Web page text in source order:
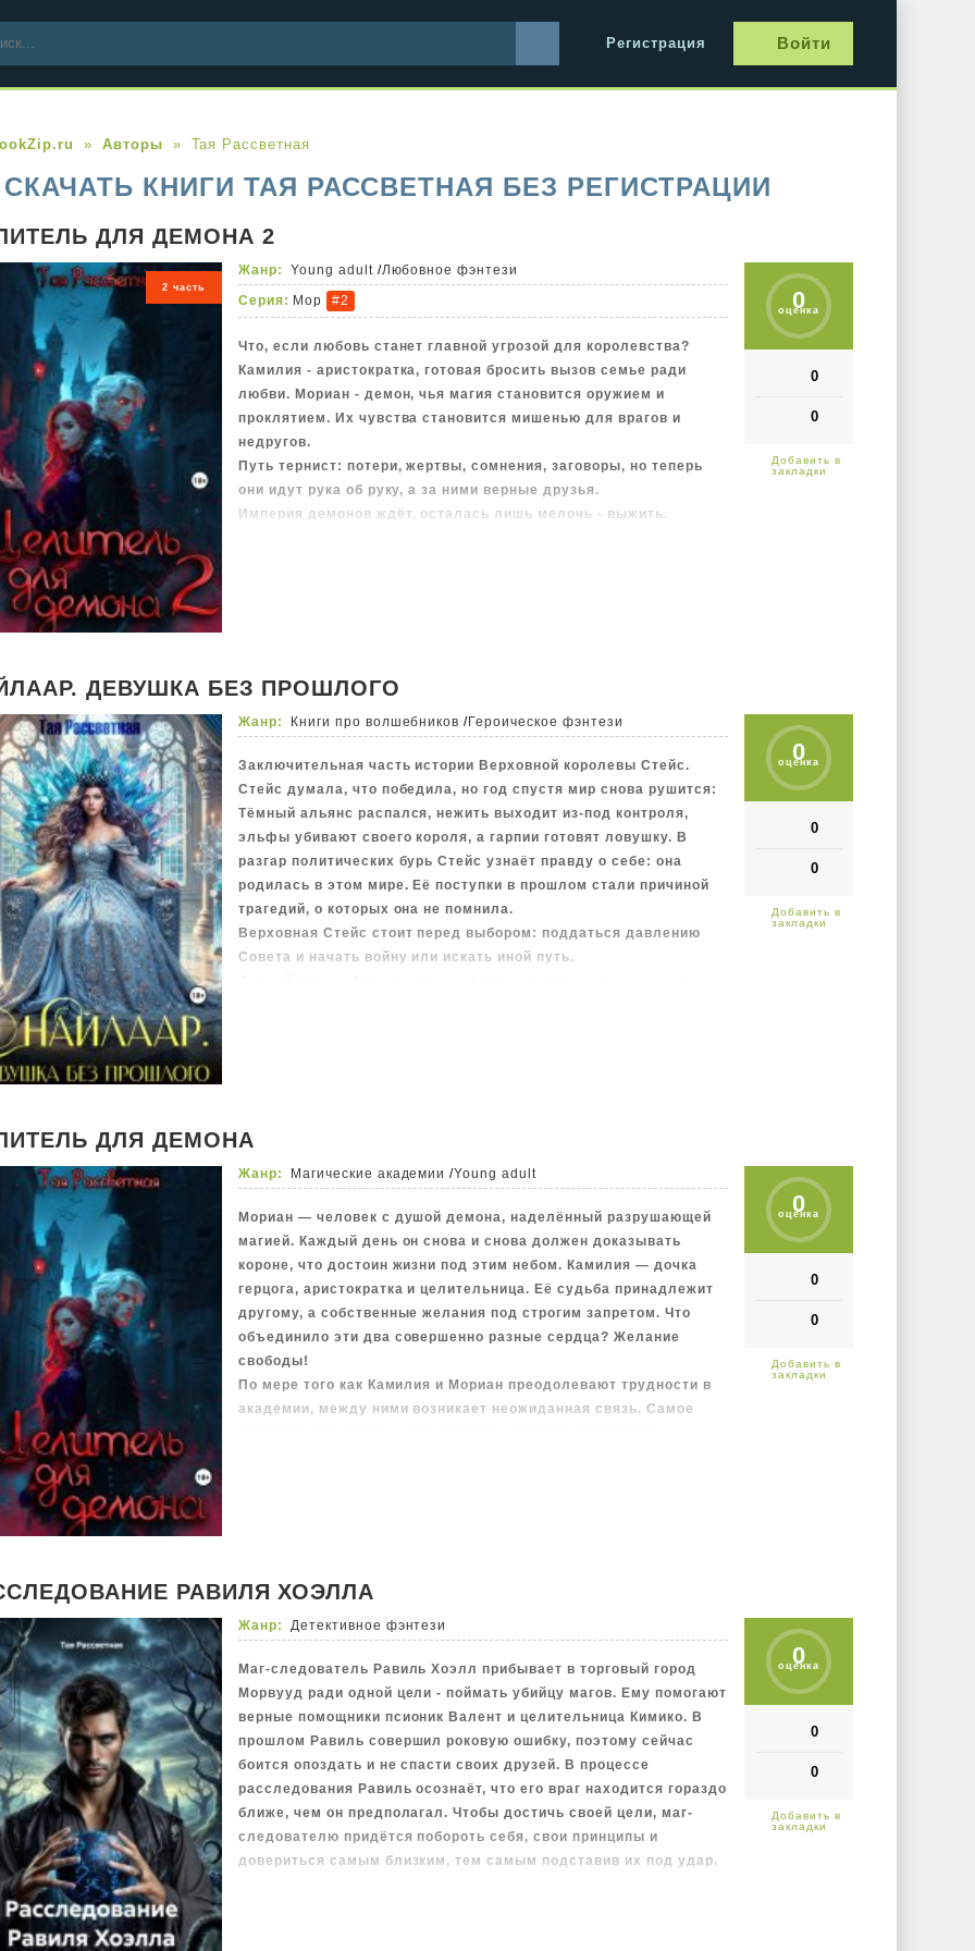
Регистрация Войти
Авторы Тая Рассветная
СКАЧАТЬ КНИГИ ТАЯ РАССВЕТНАЯ БЕЗ РЕГИСТРАЦИИ
ДЛЯ ДЕМОНА 2
2 часть 0
оценка
0
0
Жанр: Young adult/Любовное фэнтези
Серия: Мор #2
Что, если любовь станет главной угрозой для королевства?
Камилия - аристократка, готовая бросить вызов семье ради
любви. Мориан - демон, чья магия становится оружием и
проклятием. Их чувства становится мишенью для врагов и
недругов.
Путь тернист: потери, жертвы, сомнения, заговоры, но теперь
они идут рука об руку, а за ними верные друзья.
Империя демонов ждёт, осталась лишь мелочь - выжить.
ДЕВУШКА БЕЗ ПРОШЛОГО
0
оценка
0
0
Жанр: Книги про волшебников /Героическое фэнтези
Заключительная часть истории Верховной королевы Стейс.
Стейс думала, что победила, но год спустя мир снова рушится:
Тёмный альянс распался, нежить выходит из‑под контроля,
эльфы убивают своего короля, а гарпии готовят ловушку. В
разгар политических бурь Стейс узнаёт правду о себе: она
родилась в этом мире. Её поступки в прошлом стали причиной
трагедий, о которых она не помнила.
Верховная Стейс стоит перед выбором: поддаться давлению
Совета и начать войну или искать иной путь.
ДЛЯ ДЕМОНА
0
оценка
0
0
Жанр: Магические академии /Young adult
Мориан — человек с душой демона, наделённый разрушающей
магией. Каждый день он снова и снова должен доказывать
короне, что достоин жизни под этим небом. Камилия — дочка
герцога, аристократка и целительница. Её судьба принадлежит
другому, а собственные желания под строгим запретом. Что
объединило эти два совершенно разные сердца? Желание
свободы!
По мере того как Камилия и Мориан преодолевают трудности в
академии, между ними возникает неожиданная связь. Самое
РАВИЛЯ ХОЭЛЛА
0
оценка
0
0
Жанр: Детективное фэнтези
Маг-следователь Равиль Хоэлл прибывает в торговый город
Морвууд ради одной цели - поймать убийцу магов. Ему помогают
верные помощники псионик Валент и целительница Кимико. В
прошлом Равиль совершил роковую ошибку, поэтому сейчас
боится опоздать и не спасти своих друзей. В процессе
расследования Равиль осознаёт, что его враг находится гораздо
ближе, чем он предполагал. Чтобы достичь своей цели, маг-
следователю придётся побороть себя, свои принципы и
довериться самым близким, тем самым подставив их под удар.